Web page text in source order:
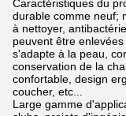
Caractéristiques du
durable comme neuf;
à nettoyer,
peuvent être
s'adapte à la peau,
conservation de la
confortable, design
coucher, etc...
Large gamme